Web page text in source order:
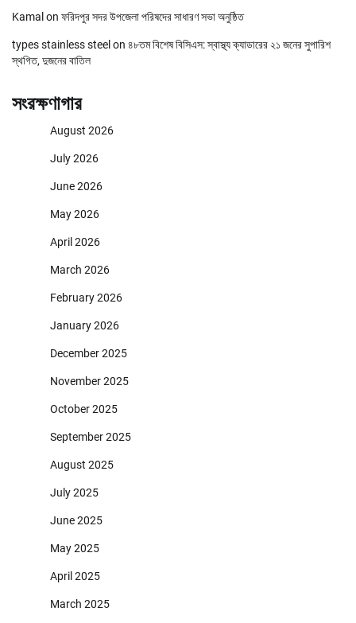
Kamal on ফরিদপুর সদর উপজেলা পরিষদের সাধারণ সভা অনুষ্ঠিত
types stainless steel on ৪৮তম বিশেষ বিসিএস: স্বাস্থ্য ক্যাডারের ২১ জনের সুপারিশ
স্থগিত, দুজনের বাতিল
সংরক্ষণাগার
August 2026
July 2026
June 2026
May 2026
April 2026
March 2026
February 2026
January 2026
December 2025
November 2025
October 2025
September 2025
August 2025
July 2025
June 2025
May 2025
April 2025
March 2025